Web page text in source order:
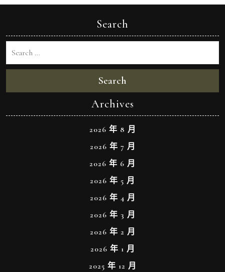
Search
Search
Archives
2026 年 8 月
2026 年 7 月
2026 年 6 月
2026 年 5 月
2026 年 4 月
2026 年 3 月
2026 年 2 月
2026 年 1 月
2025 年 12 月